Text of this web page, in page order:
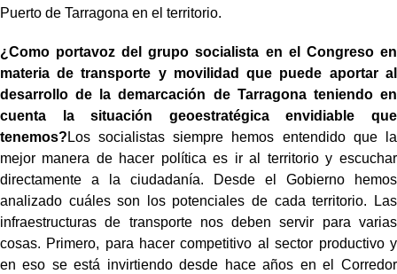
Puerto de Tarragona en el territorio.
¿Como portavoz del grupo socialista en el Congreso en
materia de transporte y movilidad que puede aportar al
desarrollo de la demarcación de Tarragona teniendo en
cuenta la situación geoestratégica envidiable que
tenemos? Los socialistas siempre hemos entendido que la
mejor manera de hacer política es ir al territorio y escuchar
directamente a la ciudadanía. Desde el Gobierno hemos
analizado cuáles son los potenciales de cada territorio. Las
infraestructuras de transporte nos deben servir para varias
cosas. Primero, para hacer competitivo al sector productivo y
en eso se está invirtiendo desde hace años en el Corredor